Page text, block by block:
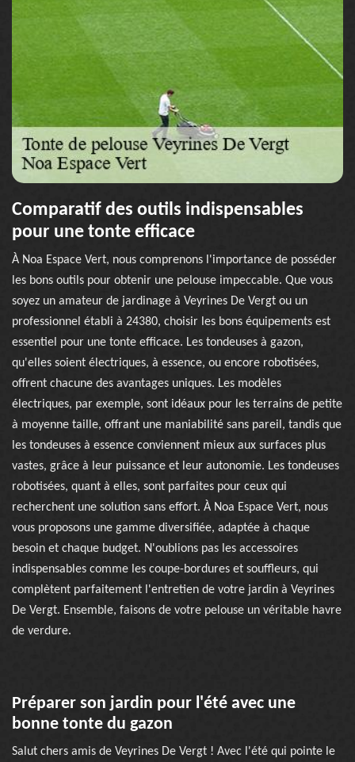
Comparatif des outils indispensables
pour une tonte efficace
À Noa Espace Vert, nous comprenons l'importance de posséder
les bons outils pour obtenir une pelouse impeccable. Que vous
soyez un amateur de jardinage à Veyrines De Vergt ou un
professionnel établi à 24380, choisir les bons équipements est
essentiel pour une tonte efficace. Les tondeuses à gazon,
qu'elles soient électriques, à essence, ou encore robotisées,
offrent chacune des avantages uniques. Les modèles
électriques, par exemple, sont idéaux pour les terrains de petite
à moyenne taille, offrant une maniabilité sans pareil, tandis que
les tondeuses à essence conviennent mieux aux surfaces plus
vastes, grâce à leur puissance et leur autonomie. Les tondeuses
robotisées, quant à elles, sont parfaites pour ceux qui
recherchent une solution sans effort. À Noa Espace Vert, nous
vous proposons une gamme diversifiée, adaptée à chaque
besoin et chaque budget. N'oublions pas les accessoires
indispensables comme les coupe-bordures et souffleurs, qui
complètent parfaitement l'entretien de votre jardin à Veyrines
De Vergt. Ensemble, faisons de votre pelouse un véritable havre
de verdure.
Préparer son jardin pour l'été avec une
bonne tonte du gazon
Salut chers amis de Veyrines De Vergt ! Avec l'été qui pointe le